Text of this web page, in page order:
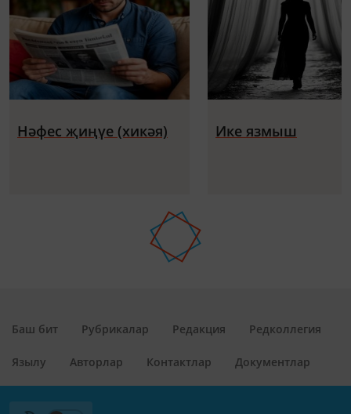
Нәфес җиңүе (хикәя) Ике язмыш
Баш бит Рубрикалар Редакция Редколлегия
Язылу Авторлар Контактлар Документлар